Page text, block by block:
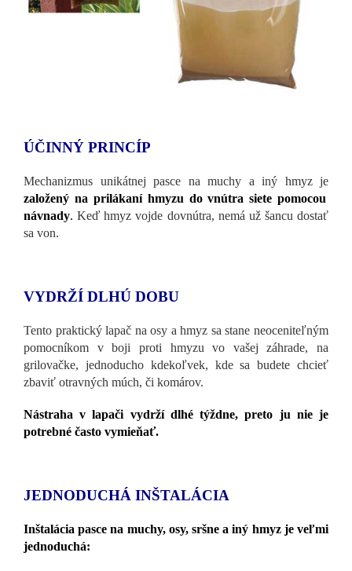
ÚČINNÝ PRINCÍP
Mechanizmus unikátnej pasce na muchy a iný hmyz je
založený na prilákaní hmyzu do vnútra siete pomocou
návnady. Keď hmyz vojde dovnútra, nemá už šancu dostať
sa von.
VYDRŽÍ DLHÚ DOBU
Tento praktický lapač na osy a hmyz sa stane neoceniteľným
pomocníkom v boji proti hmyzu vo vašej záhrade, na
grilovačke, jednoducho kdekoľvek, kde sa budete chcieť
zbaviť otravných múch, či komárov.
Nástraha v lapači vydrží dlhé týždne, preto ju nie je
potrebné často vymieňať.
JEDNODUCHÁ INŠTALÁCIA
Inštalácia pasce na muchy, osy, sršne a iný hmyz je veľmi
jednoduchá: